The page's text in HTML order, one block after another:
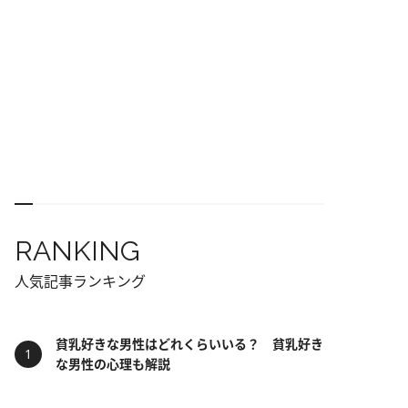
RANKING
人気記事ランキング
貧乳好きな男性はどれくらいいる？ 貧乳好き
な男性の心理も解説